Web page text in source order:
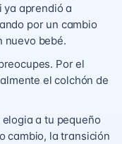
ya aprendió a
por un cambio
nuevo bebé.
Por el
el colchón de
a tu pequeño
cambio, la transición